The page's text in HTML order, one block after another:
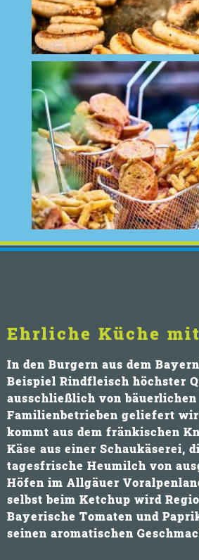
Ehrliche Küche
In den Burgern aus dem
Beispiel Rindfleisch höchster
ausschließlich von bäuerlichen
Familienbetrieben geliefert
kommt aus dem fränkischen
Käse aus einer Schaukäserei,
tagesfrische Heumilch von
Höfen im Allgäuer
selbst beim Ketchup wird
Bayerische Tomaten und
seinen aromatischen